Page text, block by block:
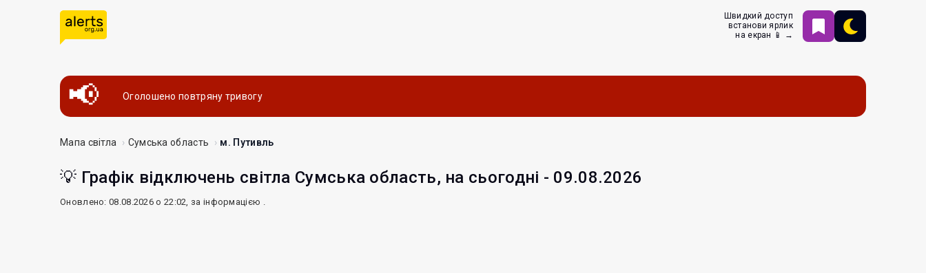
Швидкий доступ
встанови ярлик
на екран 📱 →
Оголошено повтряну тривогу
Мапа світла Сумська область м. Путивль
💡 Графік відключень світла Сумська область, на сьогодні - 09.08.2026
Оновлено: 08.08.2026 о 22:02, за інформацією .